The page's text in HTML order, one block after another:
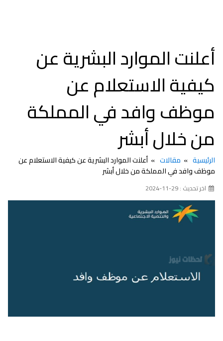
أعلنت الموارد البشرية عن
كيفية الاستعلام عن
موظف وافد في المملكة
من خلال أبشر
الرئيسية مقالات
أعلنت الموارد البشرية عن كيفية الاستعلام عن
موظف وافد في المملكة من خلال أبشر
اخر تحديث : 29-11-2024